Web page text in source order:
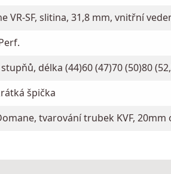
VR-SF, slitina, 31,8 mm, vnitřní
délka (44)60 (47)70 (50)80
špička
tvarování trubek KVF, 20mm